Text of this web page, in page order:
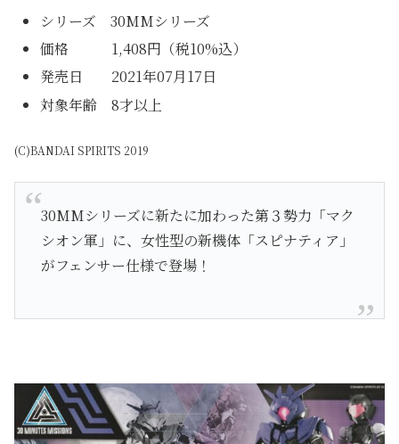
シリーズ 30MMシリーズ
価格 1,408円（税10%込）
発売日 2021年07月17日
対象年齢 8才以上
(C)BANDAI SPIRITS 2019
30MMシリーズに新たに加わった第３勢力「マク
シオン軍」に、女性型の新機体「スピナティア」
がフェンサー仕様で登場！